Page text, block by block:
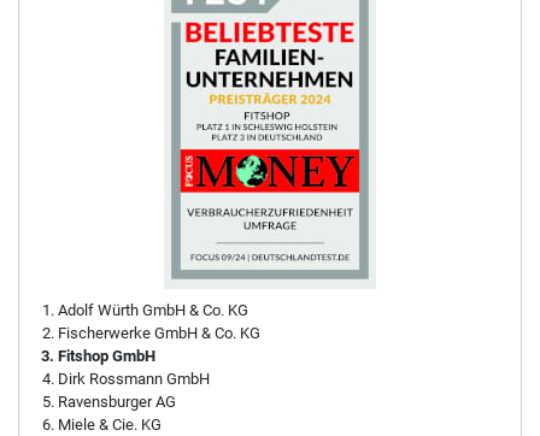
Adolf Würth GmbH & Co. KG
Fischerwerke GmbH & Co. KG
Fitshop GmbH
Dirk Rossmann GmbH
Ravensburger AG
Miele & Cie. KG